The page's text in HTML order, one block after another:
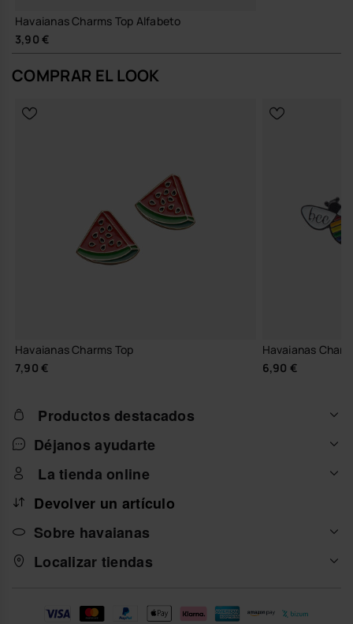
Havaianas Charms Top Alfabeto
3,90 €
COMPRAR EL LOOK
Havaianas Charms Top
7,90 €
Havaianas
6,90 €
Productos destacados
Déjanos ayudarte
La tienda online
Devolver un artículo
Sobre havaianas
Localizar tiendas